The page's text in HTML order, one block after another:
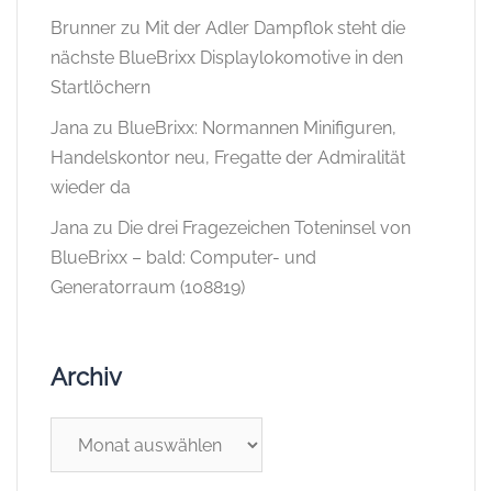
Brunner zu Mit der Adler Dampflok steht die
nächste BlueBrixx Displaylokomotive in den
Startlöchern
Jana zu BlueBrixx: Normannen Minifiguren,
Handelskontor neu, Fregatte der Admiralität
wieder da
Jana zu Die drei Fragezeichen Toteninsel von
BlueBrixx – bald: Computer- und
Generatorraum (108819)
Archiv